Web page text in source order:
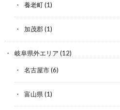
養老町(1)
加茂郡(1)
岐阜県外エリア (12)
名古屋市(6)
富山県(1)